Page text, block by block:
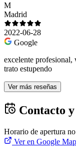
M
Madrid
2022-06-28
Google
excelente profesional,
trato estupendo
Ver más reseñas
Contacto
Horario de apertura
Ver en Google